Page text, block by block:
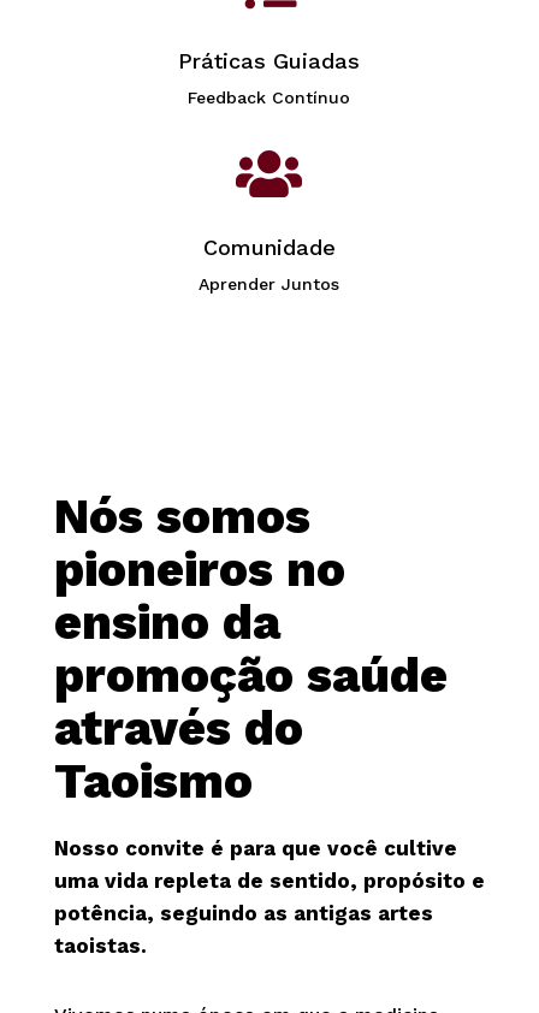
Práticas Guiadas
Feedback Contínuo

Comunidade
Aprender Juntos
Nós somos
pioneiros no
ensino da
promoção saúde
através do
Taoismo
Nosso convite é para que você cultive
uma vida repleta de sentido, propósito e
potência, seguindo as antigas artes
taoistas.